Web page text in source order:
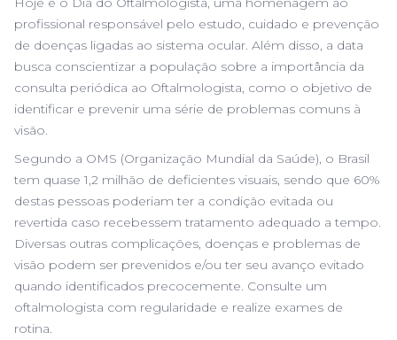
profissional responsável pelo estudo, cuidado e prevenção
de doenças ligadas ao sistema ocular. Além disso, a data
busca conscientizar a população sobre a importância da
consulta periódica ao Oftalmologista, como o objetivo de
identificar e prevenir uma série de problemas comuns à
visão.
Segundo a OMS (Organização Mundial da Saúde), o Brasil
tem quase 1,2 milhão de deficientes visuais, sendo que 60%
destas pessoas poderiam ter a condição evitada ou
revertida caso recebessem tratamento adequado a tempo.
Diversas outras complicações, doenças e problemas de
visão podem ser prevenidos e/ou ter seu avanço evitado
quando identificados precocemente. Consulte um
oftalmologista com regularidade e realize exames de
rotina.